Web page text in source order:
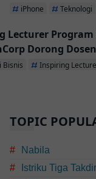
iPhone Teknologi
Lecturer Program
Dorong
Bisnis Inspiring
TOPIC
Nabila
Istriku Tiga